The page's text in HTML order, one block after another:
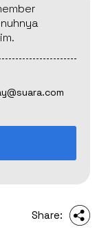
Share: